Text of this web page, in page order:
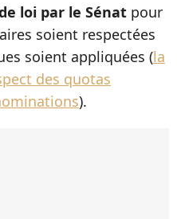
loi par le Sénat pour
soient respectées
soient appliquées (la
des quotas
).